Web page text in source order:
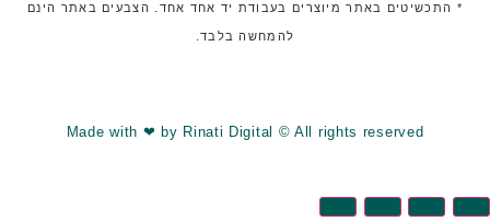
* התכשיטים באתר מיוצרים בעבודת יד אחד אחד. הצבעים באתר הינם
להמחשה בלבד.
Made with ❤ by Rinati Digital © All rights reserved​​